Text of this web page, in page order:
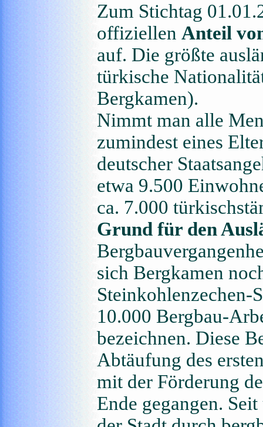
Zum Stichtag
offiziellen Anteil
auf. Die größte
türkische
Bergkamen).
Nimmt man alle
zumindest eines
deutscher
etwa 9.500
ca. 7.000
Grund für den
sich Bergkamen
Steinkohlenzechen-
10.000 Bergbau-
bezeichnen. Diese
Abtäufung des
mit der Förderung
Ende gegangen.